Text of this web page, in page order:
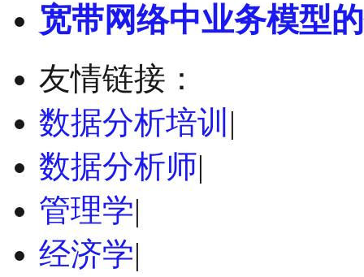
宽带网络中业务模型
友情链接：
数据分析培训 |
数据分析师|
管理学|
经济学|